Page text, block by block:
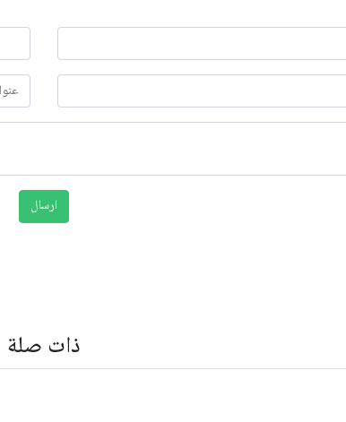
ذات صلة